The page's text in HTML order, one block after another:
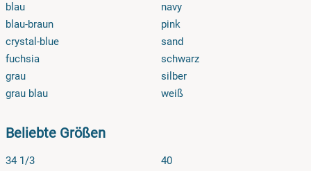
blau
blau-braun
crystal-blue
fuchsia
grau
grau blau
navy
pink
sand
schwarz
silber
weiß
Beliebte Größen
34 1/3
40